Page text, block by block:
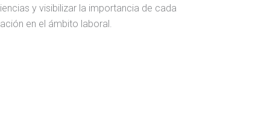
y visibilizar la importancia de cada
en el ámbito laboral.